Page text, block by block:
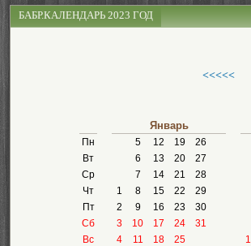
БАБР.КАЛЕНДАРЬ 2023 ГОД
<<<<<
Пн
Вт
Ср
Чт
Пт
Сб
Вс
Январь
5 12 19
26
6
13 20
27
7
14 21
28
1
8 15 22
29
2
9 16 23
30
3
10 17 24
31
4
11 18 25
1